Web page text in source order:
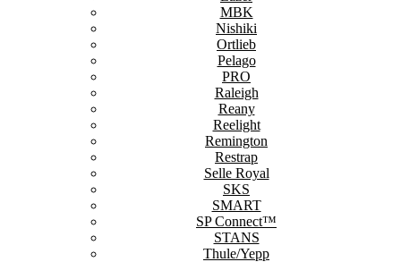
MBK
Nishiki
Ortlieb
Pelago
PRO
Raleigh
Reany
Reelight
Remington
Restrap
Selle Royal
SKS
SMART
SP Connect™
STANS
Thule/Yepp